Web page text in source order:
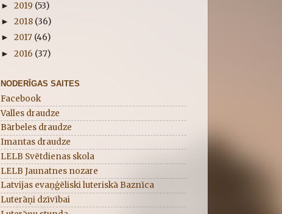
► 2019 (53)
► 2018 (36)
► 2017 (46)
► 2016 (37)
NODERĪGAS SAITES
Facebook
Valles draudze
Bārbeles draudze
Imantas draudze
LELB Svētdienas skola
LELB Jaunatnes nozare
Latvijas evaņģēliski luteriskā Baznīca
Luterāņi dzīvībai